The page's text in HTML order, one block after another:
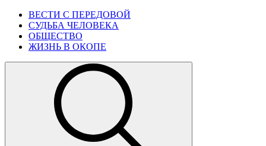
Skip
content
Primary
Menu
ВЕСТИ С ПЕРЕДОВОЙ
СУДЬБА ЧЕЛОВЕКА
ОБЩЕСТВО
ЖИЗНЬ В ОКОПЕ